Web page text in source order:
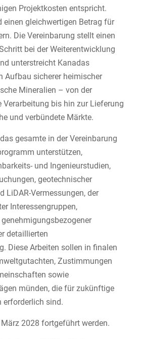
Projektkosten entspricht.
einen gleichwertigen Betrag für
Die Vereinbarung stellt einen
bei der Weiterentwicklung
unterstreicht Kanadas
Aufbau sicherer heimischer
Mineralien – von der
Verarbeitung bis hin zur Lieferung
und verbündete Märkte.
gesamte in der Vereinbarung
unterstützen,
und Ingenieurstudien,
geotechnischer
LiDAR-Vermessungen, der
Interessengruppen,
detaillierten
Diese Arbeiten sollen in finalen
Zustimmungen
sowie
münden, die für zukünftige
erforderlich sind.
2028 fortgeführt werden.